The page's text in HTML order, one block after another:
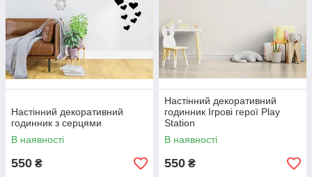
Настінний декоративний
годинник з серцями
В наявності
550 ₴
Настінний декоративний
годинник Ігрові герої Play
Station
В наявності
550 ₴